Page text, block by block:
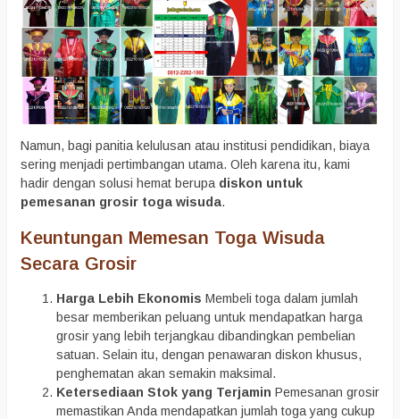
Namun, bagi panitia kelulusan atau institusi pendidikan, biaya
sering menjadi pertimbangan utama. Oleh karena itu, kami
hadir dengan solusi hemat berupa diskon untuk
pemesanan grosir toga wisuda.
Keuntungan Memesan Toga Wisuda
Secara Grosir
Harga Lebih Ekonomis Membeli toga dalam jumlah
besar memberikan peluang untuk mendapatkan harga
grosir yang lebih terjangkau dibandingkan pembelian
satuan. Selain itu, dengan penawaran diskon khusus,
penghematan akan semakin maksimal.
Ketersediaan Stok yang Terjamin Pemesanan grosir
memastikan Anda mendapatkan jumlah toga yang cukup